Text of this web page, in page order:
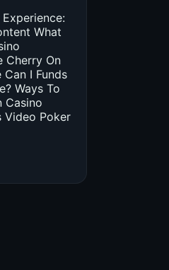
What
Cherry On
I Funds
Ways To
Casino
Video Poker